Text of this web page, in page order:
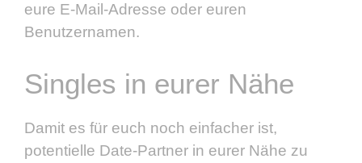
eure E-Mail-Adresse oder euren
Benutzernamen.
Singles in eurer Nähe
Damit es für euch noch einfacher ist,
potentielle Date-Partner in eurer Nähe zu